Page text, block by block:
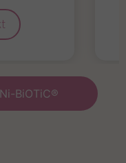
BiOTiC®